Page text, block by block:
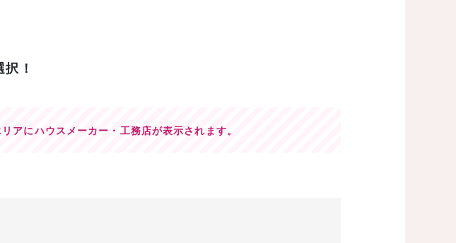
！
アにハウスメーカー・工務店が表示されます。